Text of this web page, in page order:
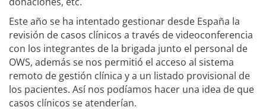
Este año se ha intentado gestionar desde España la
revisión de casos clínicos a través de videoconferencia
con los integrantes de la brigada junto el personal de
OWS, además se nos permitió el acceso al sistema
remoto de gestión clínica y a un listado provisional de
los pacientes. Así nos podíamos hacer una idea de que
casos clínicos se atenderían.